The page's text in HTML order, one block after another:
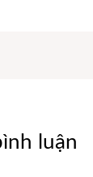
luận